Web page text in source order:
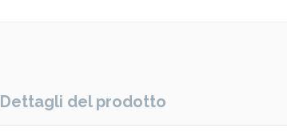
Dettagli del prodotto